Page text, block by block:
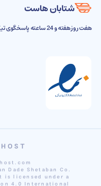
شتابان هاست
هفت روز هفته و 24 ساعته پاسخگوی تیکت های شما هستیم
Dade Shetaban Co.
is licensed under a